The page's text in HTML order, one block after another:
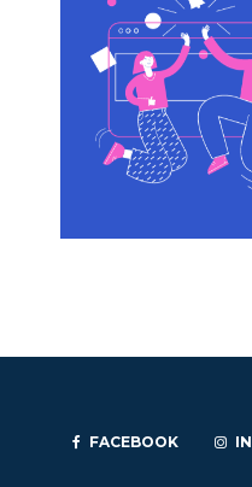
FACEBOOK